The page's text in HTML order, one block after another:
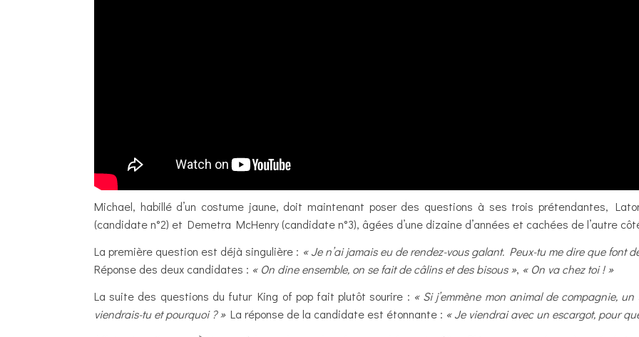
Michael, habillé d’un costume jaune, doit maintenant poser des questions à ses trois prétendantes,
(candidate n°2) et Demetra McHenry (candidate n°3), âgées d’une dizaine d’années et cachées de l’autre
La première question est déjà singulière : « Je n’ai jamais eu de rendez-vous galant. Peux-tu me dire que font
Réponse des deux candidates : « On dine ensemble, on se fait de câlins et des bisous », « On va chez toi ! »
La suite des questions du futur King of pop fait plutôt sourire : « Si j’emmène mon animal de compagnie,
viendrais-tu et pourquoi ? »La réponse de la candidate est étonnante : « Je viendrai avec un escargot, pour